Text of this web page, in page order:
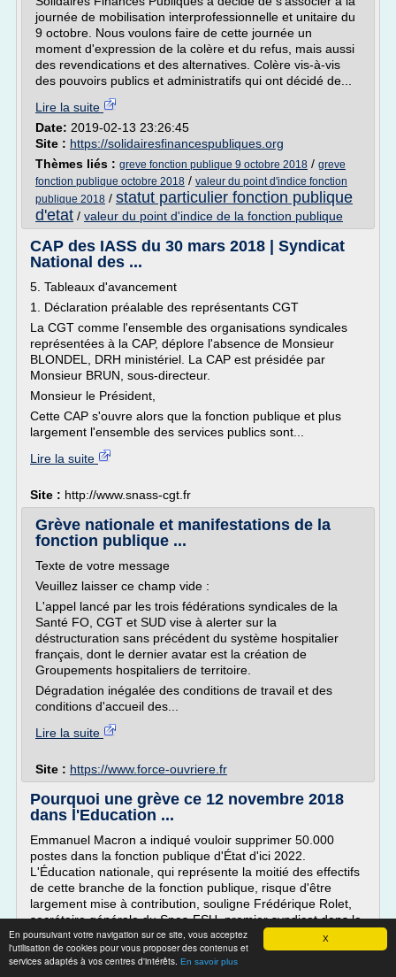
X
En poursuivant votre navigation sur ce site, vous acceptez
l'utilisation de cookies pour vous proposer des contenus et
services adaptés à vos centres d'intérêts. En savoir plus
journée de mobilisation interprofessionnelle et unitaire du
9 octobre. Nous voulons faire de cette journée un
moment d'expression de la colère et du refus, mais aussi
des revendications et des alternatives. Colère vis-à-vis
des pouvoirs publics et administratifs qui ont décidé de...
Lire la suite
Date: 2019-02-13 23:26:45
Site : https://solidairesfinancespubliques.org
Thèmes liés : greve fonction publique 9 octobre 2018 / greve
fonction publique octobre 2018 / valeur du point d'indice fonction
publique 2018 / statut particulier fonction publique
d'etat / valeur du point d'indice de la fonction publique
CAP des IASS du 30 mars 2018 | Syndicat
National des ...
5. Tableaux d'avancement
1. Déclaration préalable des représentants CGT
La CGT comme l'ensemble des organisations syndicales
représentées à la CAP, déplore l'absence de Monsieur
BLONDEL, DRH ministériel. La CAP est présidée par
Monsieur BRUN, sous-directeur.
Monsieur le Président,
Cette CAP s'ouvre alors que la fonction publique et plus
largement l'ensemble des services publics sont...
Lire la suite
Site : http://www.snass-cgt.fr
Grève nationale et manifestations de la
fonction publique ...
Texte de votre message
Veuillez laisser ce champ vide :
L'appel lancé par les trois fédérations syndicales de la
Santé FO, CGT et SUD vise à alerter sur la
déstructuration sans précédent du système hospitalier
français, dont le dernier avatar est la création de
Groupements hospitaliers de territoire.
Dégradation inégalée des conditions de travail et des
conditions d'accueil des...
Lire la suite
Site : https://www.force-ouvriere.fr
Pourquoi une grève ce 12 novembre 2018
dans l'Education ...
Emmanuel Macron a indiqué vouloir supprimer 50.000
postes dans la fonction publique d'État d'ici 2022.
L'Éducation nationale, qui représente la moitié des effectifs
de cette branche de la fonction publique, risque d'être
largement mise à contribution, souligne Frédérique Rolet,
secrétaire générale du Snes-FSU, premier syndicat dans le
secondaire.
D'autant que l'Education nationale n'est pas épargnée par